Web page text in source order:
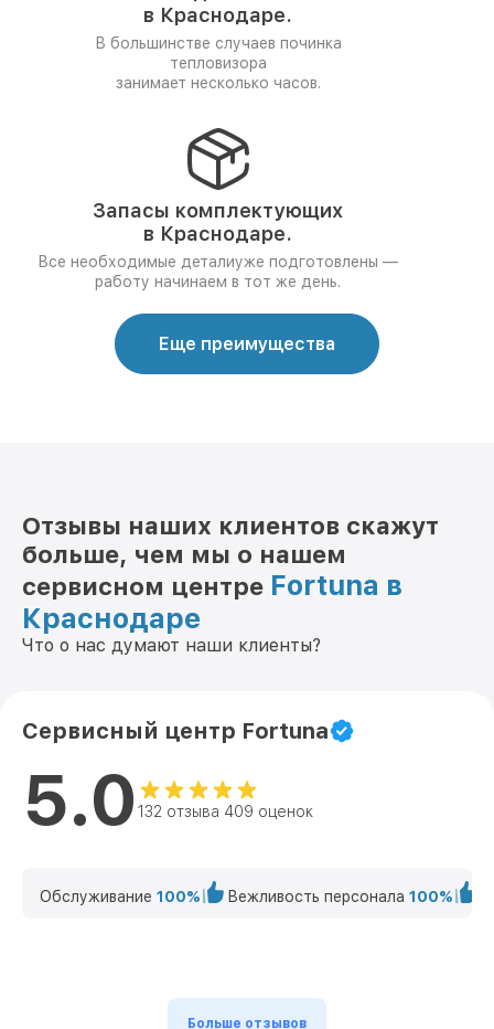
в Краснодаре.
В большинстве случаев починка
тепловизора
занимает несколько часов.
Запасы комплектующих
в Краснодаре.
Все необходимые деталиуже подготовлены —
работу начинаем в тот же день.
Еще преимущества
Отзывы наших клиентов скажут
больше, чем мы о нашем
сервисном центре Fortuna в
Краснодаре
Что о нас думают наши клиенты?
Сервисный центр Fortuna
5.0 132 отзыва 409 оценок
Обслуживание 100% Вежливость персонала 100%
Больше отзывов